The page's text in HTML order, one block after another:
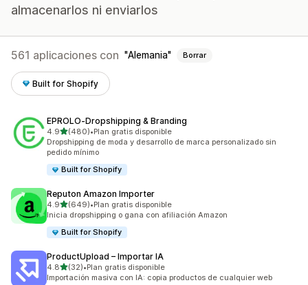
almacenarlos ni enviarlos
561 aplicaciones con Alemania Borrar
Built for Shopify
EPROLO‑Dropshipping & Branding
4.9de 5 estrellas
(480)
480 reseñas en total
•Plan gratis disponible
Dropshipping de moda y desarrollo de marca personalizado sin
pedido mínimo
Built for Shopify
Reputon Amazon Importer
4.9de 5 estrellas
(649)
649 reseñas en total
•Plan gratis disponible
Inicia dropshipping o gana con afiliación Amazon
Built for Shopify
ProductUpload – Importar IA
4.8de 5 estrellas
(32)
32 reseñas en total
•Plan gratis disponible
Importación masiva con IA: copia productos de cualquier web